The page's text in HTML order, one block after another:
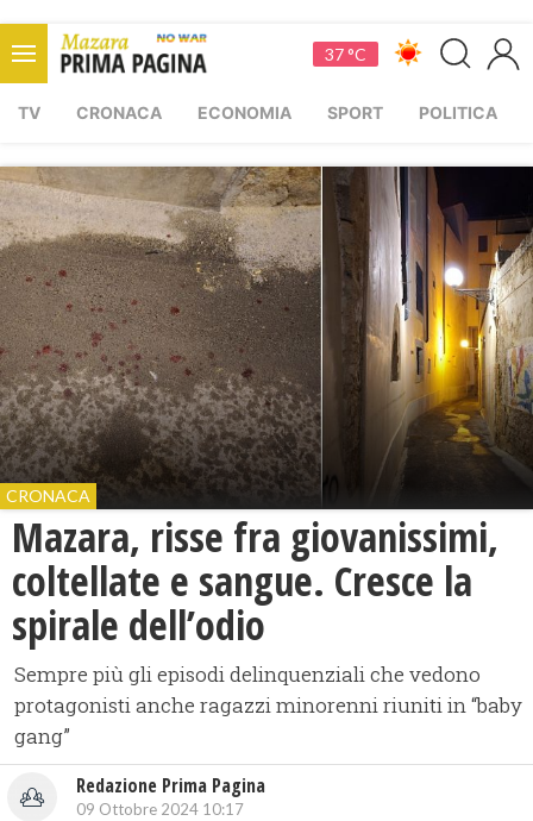
37 °C
TV CRONACA ECONOMIA SPORT POLITICA
CRONACA
Mazara, risse fra giovanissimi,
coltellate e sangue. Cresce la
spirale dell’odio
Sempre più gli episodi delinquenziali che vedono
protagonisti anche ragazzi minorenni riuniti in “baby
gang”
Redazione Prima Pagina
09 Ottobre 2024 10:17